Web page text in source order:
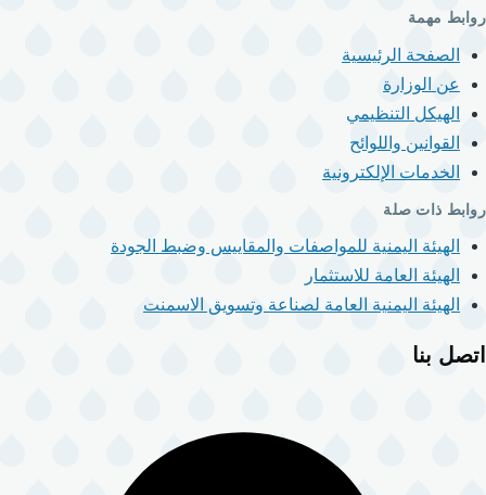
روابط مهمة
الصفحة الرئيسية
عن الوزارة
الهيكل التنظيمي
القوانين واللوائح
الخدمات الإلكترونية
روابط ذات صلة
الهيئة اليمنية للمواصفات والمقاييس وضبط الجودة
الهيئة العامة للاستثمار
الهيئة اليمنية العامة لصناعة وتسويق الاسمنت
اتصل بنا